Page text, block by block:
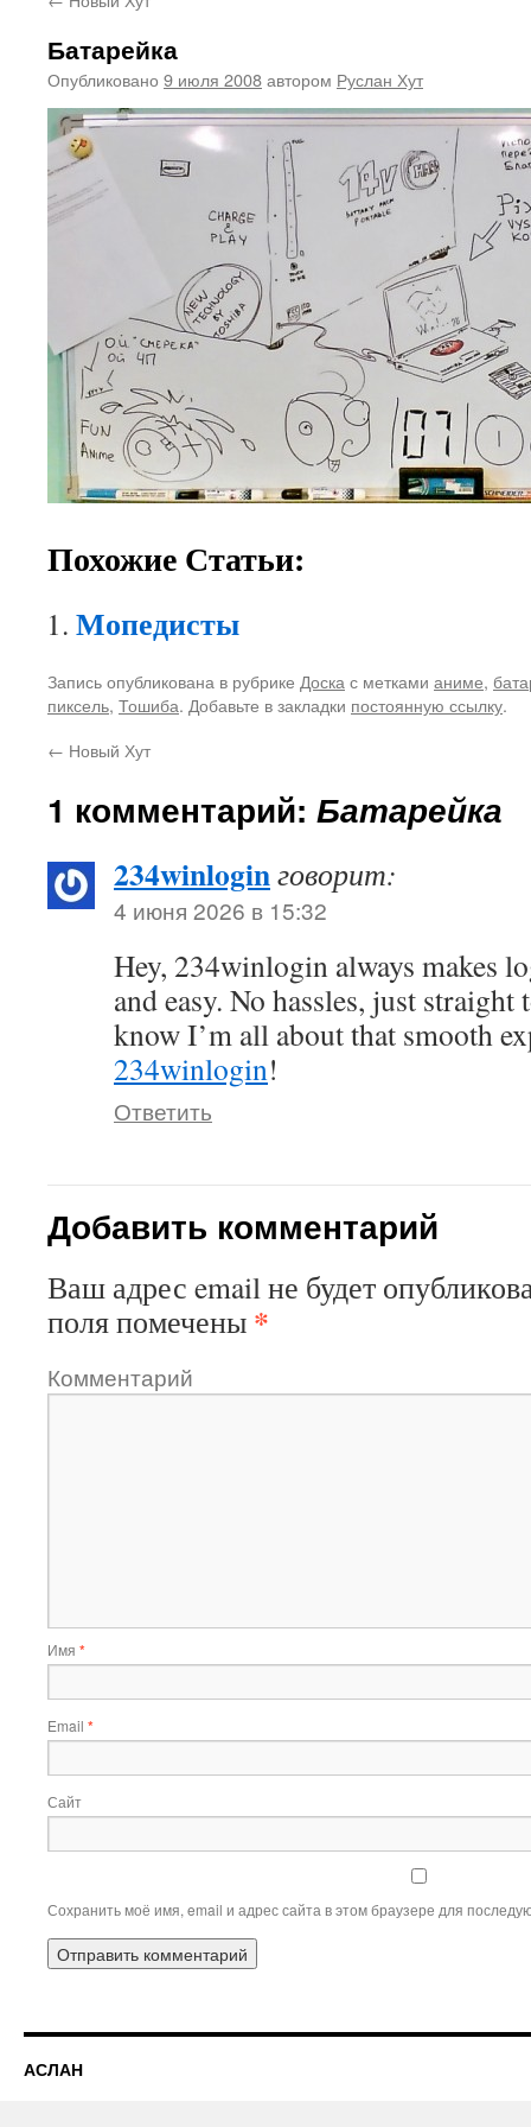
Батарейка
Опубликовано 9 июля 2008автором Руслан Хут
Похожие Статьи:
Мопедисты
Запись опубликована в рубрике Доска с метками аниме,
пиксель, Тошиба. Добавьте в закладки постоянную ссылку.
← Новый Хут
1 комментарий: Батарейка
234winloginговорит:
4 июня 2026 в 15:32
Hey, 234winlogin always makes
and easy. No hassles, just straight
know I’m all about that smooth
234winlogin!
Ответить
Добавить комментарий
Ваш адрес email не будет
поля помечены *
Комментарий
Имя *
Email *
Сайт
Сохранить моё имя, email и адрес сайта в этом браузере для
АСЛАН